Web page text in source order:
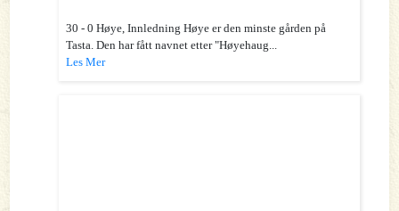
30 - 0 Høye, Innledning Høye er den minste gården på
Tasta. Den har fått navnet etter "Høyehaug...
Les Mer